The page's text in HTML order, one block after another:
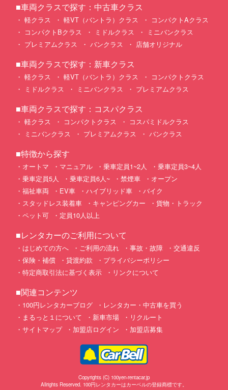
■車両クラスで探す：中古車クラス
軽クラス 軽VT（バントラ）クラス
コンパクトAクラス
コンパクトBクラス
ミドルクラス
ミニバンクラス
プレミアムクラス
バンクラス 店舗オリジナル
■車両クラスで探す：新車クラス
軽クラス 軽VT（バントラ）クラス
コンパクトクラス
ミドルクラス
ミニバンクラス プレミアムクラス
■車両クラスで探す：コスパクラス
軽クラス コンパクトクラス
コスパミドルクラス
ミニバンクラス
プレミアムクラス バンクラス
■特徴から探す
オートマ マニュアル 乗車定員1~2人
乗車定員3~4人
乗車定員5人
乗車定員6人~ 禁煙車
オープン
福祉車両
EV車 ハイブリッド車
バイク
スタッドレス装着車
キャンピングカー
貨物・トラック
ペット可
定員10人以上
■レンタカーのご利用について
はじめての方へ ご利用の流れ 事故・故障
交通違反
保険・補償
貸渡約款
プライバシーポリシー
特定商取引法に基づく表示
リンクについて
■関連コンテンツ
100円レンタカーブログ
レンタカー・中古車を買う
まるっと１について
新車市場
リクルート
サイトマップ
加盟店ログイン 加盟店募集
Copyrights (C) 100yen-rentacar.jp
Allrights Reserved. 100円レンタカーはカーベルの登録商標です。